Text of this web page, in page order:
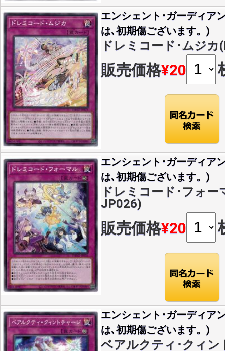
エンシェント･ガーディア
は､初期傷ございます。)
ドレミコード･ムジ
販売価格¥20
エンシェント･ガーディア
は､初期傷ございます。)
ドレミコード･フォー
JP026)
販売価格¥20
エンシェント･ガーディア
は､初期傷ございます。)
ベアルクティ･クィン